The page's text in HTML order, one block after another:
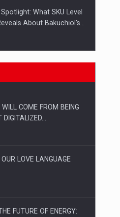
What SKU Level
About Bakuchiol's…
si comerciantii care nu
and the Future of
WILL COME FROM BEING
OUR LOVE LANGUAGE
FUTURE OF ENERGY: